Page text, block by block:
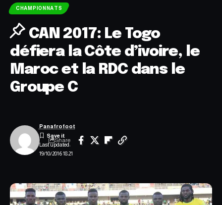
CHAMPIONNATS
CAN 2017: Le Togo
défiera la Côte d’ivoire, le
Maroc et la RDC dans le
Groupe C
Last updated:
19/10/2016 18:21
Panafrofoot
Share